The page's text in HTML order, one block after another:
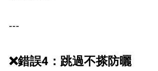
---
❌錯誤4：跳過不搽防曬